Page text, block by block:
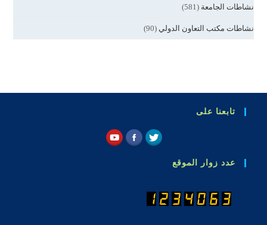
نشاطات الجامعة (581)
نشاطات مكتب التعاون الدولي (90)
تابعنا على
عدد زوار الموقع